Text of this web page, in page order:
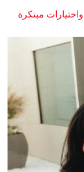
مبتكرة